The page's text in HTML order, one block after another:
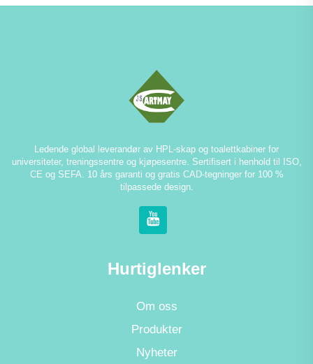
Ledende global leverandør av HPL-skap og toalettkabiner for
universiteter, treningssentre og kjøpesentre. Sertifisert i henhold til ISO,
CE og SEFA. 10 års garanti og gratis CAD-tegninger for 100 %
tilpassede design.
Hurtiglenker
Om oss
Produkter
Nyheter